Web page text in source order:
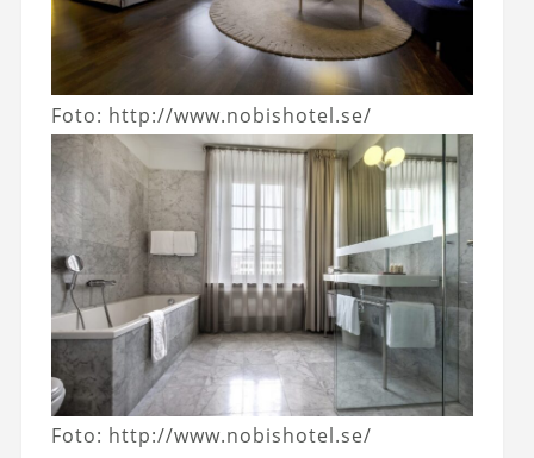
Foto: http://www.nobishotel.se/
Foto: http://www.nobishotel.se/